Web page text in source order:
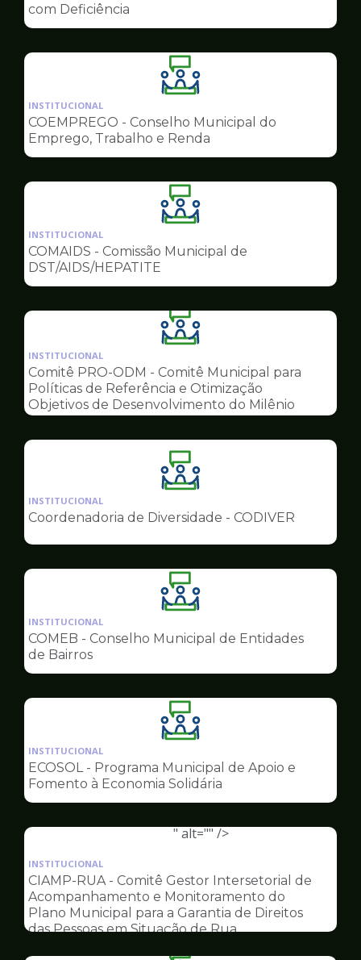
Conselhos
com Deficiência
Ilustração
da
pagina
de
Conselhos
INSTITUCIONAL
COEMPREGO - Conselho Municipal do
Emprego, Trabalho e Renda
Ilustração
da
pagina
Conselhos
INSTITUCIONAL
COMAIDS - Comissão Municipal de
DST/AIDS/HEPATITE
Ilustração
da
pagina
de
Conselhos
INSTITUCIONAL
Comitê PRO-ODM - Comitê Municipal para
Políticas de Referência e Otimização
Objetivos de Desenvolvimento do Milênio
Ilustração
da
pagina
Conselhos
INSTITUCIONAL
Coordenadoria de Diversidade - CODIVER
Ilustração
da
pagina
Conselhos
INSTITUCIONAL
COMEB - Conselho Municipal de Entidades
de Bairros
Ilustração
da
pagina
de
Conselhos
INSTITUCIONAL
ECOSOL - Programa Municipal de Apoio e
Fomento à Economia Solidária
" alt="" />
Ilustração
pagina
de
Conselhos
INSTITUCIONAL
CIAMP-RUA - Comitê Gestor Intersetorial de
Acompanhamento e Monitoramento do
Plano Municipal para a Garantia de Direitos
das Pessoas em Situação de Rua